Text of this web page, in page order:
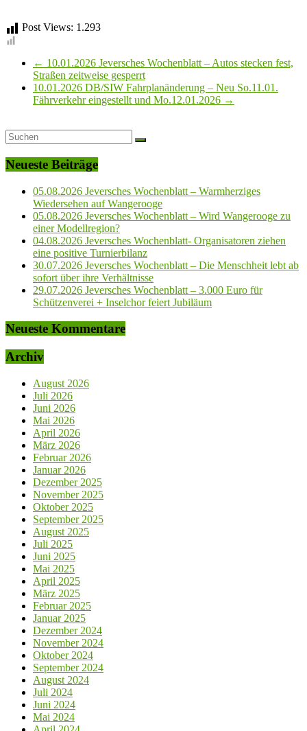
Post Views: 1.293
← 10.01.2026 Jeversches Wochenblatt – Autos stecken fest,
Straßen zeitweise gesperrt
10.01.2026 DB/SIW Fahrplanänderung – Neu So.11.01.
Fährverkehr eingestellt und Mo.12.01.2026 →
Neueste Beiträge
05.08.2026 Jeversches Wochenblatt – Warmherziges
Wiedersehen auf Wangerooge
05.08.2026 Jeversches Wochenblatt – Wird Wangerooge zu
einer Modellregion?
04.08.2026 Jeversches Wochenblatt- Organisatoren ziehen
eine positive Turnierbilanz
30.07.2026 Jeversches Wochenblatt – Die Menschheit lebt ab
sofort über ihre Verhältnisse
29.07.2026 Jeversches Wochenblatt – 3.000 Euro für
Schützenverei + Inselchor feiert Jubiläum
Neueste Kommentare
Archiv
August 2026
Juli 2026
Juni 2026
Mai 2026
April 2026
März 2026
Februar 2026
Januar 2026
Dezember 2025
November 2025
Oktober 2025
September 2025
August 2025
Juli 2025
Juni 2025
Mai 2025
April 2025
März 2025
Februar 2025
Januar 2025
Dezember 2024
November 2024
Oktober 2024
September 2024
August 2024
Juli 2024
Juni 2024
Mai 2024